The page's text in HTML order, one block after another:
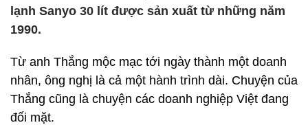
lạnh Sanyo 30 lít được sản xuất từ những năm
1990.
Từ anh Thắng mộc mạc tới ngày thành một doanh
nhân, ông nghị là cả một hành trình dài. Chuyện của
Thắng cũng là chuyện các doanh nghiệp Việt đang
đối mặt.